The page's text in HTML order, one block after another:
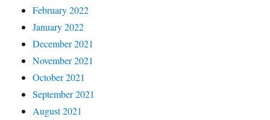
February 2022
January 2022
December 2021
November 2021
October 2021
September 2021
August 2021